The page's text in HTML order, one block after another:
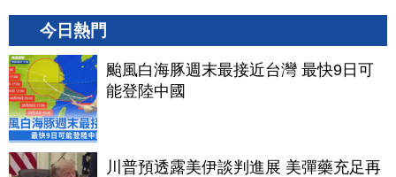
今日熱門
颱風白海豚週末最接近台灣 最快9日可
能登陸中國
川普預透露美伊談判進展 美彈藥充足再